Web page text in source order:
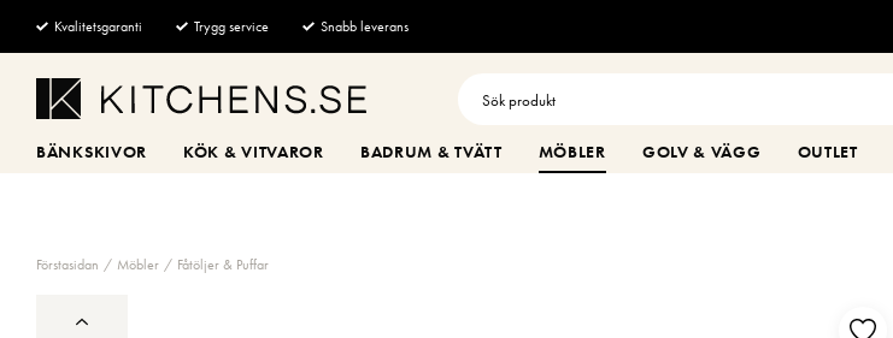
Kvalitetsgaranti Trygg service Snabb leverans
BÄNKSKIVOR KÖK & VITVAROR BADRUM & TVÄTT MÖBLER GOLV & VÄGG OUTLET
Förstasidan Möbler Fåtöljer & Puffar